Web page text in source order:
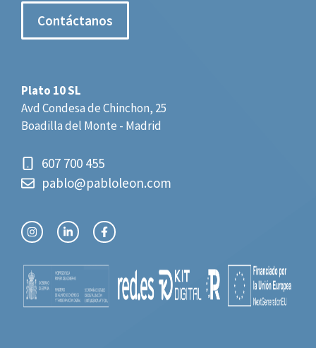
Contáctanos
Plato 10 SL
Avd Condesa de Chinchon, 25
Boadilla del Monte - Madrid
607 700 455
pablo@pabloleon.com